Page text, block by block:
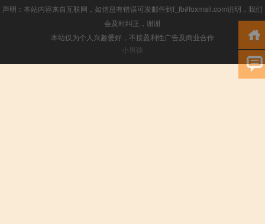
声明：本站内容来自互联网，如信息有错误可发邮件到f_fb#foxmail.com说明，我们
会及时纠正，谢谢
本站仅为个人兴趣爱好，不接盈利性广告及商业合作
小男孩